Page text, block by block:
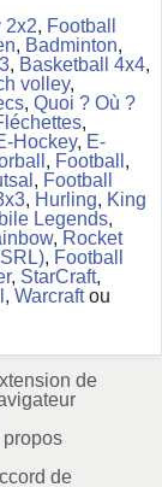
2x2, Football
, Badminton,
, Basketball 4x4,
volley,
, Quoi ? Où ?
,
Hockey, E-
, Football ,
, Football
, Hurling, King
Legends,
, Rocket
, Football
, StarCraft,
, Warcraftou
de
propos
de